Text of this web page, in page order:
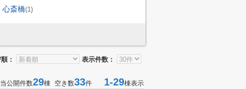
心斎橋(1)
： 表示件数：
公開件数29棟 空き数33件 1-29棟表示